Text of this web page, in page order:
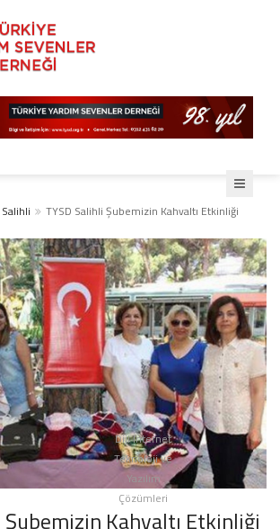
Salihli TYSD Salihli Şubemizin Kahvaltı Etkinliği
Şubemizin Kahvaltı Etkinliği
Diji İnternet
Teknoloji ve
Yazılım
Çözümleri